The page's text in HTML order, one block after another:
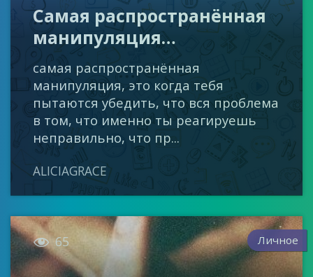
Самая распространённая
манипуляция…
самая распространённая
манипуляция, это когда тебя
пытаются убедить, что вся проблема
в том, что именно ты реагируешь
неправильно, что пр...
ALICIAGRACE
 65 Личное